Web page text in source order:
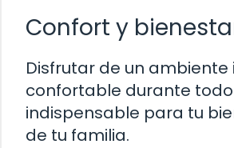
Confort y
Disfrutar de un ambiente
confortable durante
indispensable para tu
de tu familia.